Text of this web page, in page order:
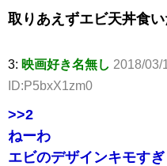
取りあえずエビ天丼食
3: 映画好き名無し 2018/03/
ID:P5bxX1zm0
>>2
ねーわ
エビのデザインキモすぎ